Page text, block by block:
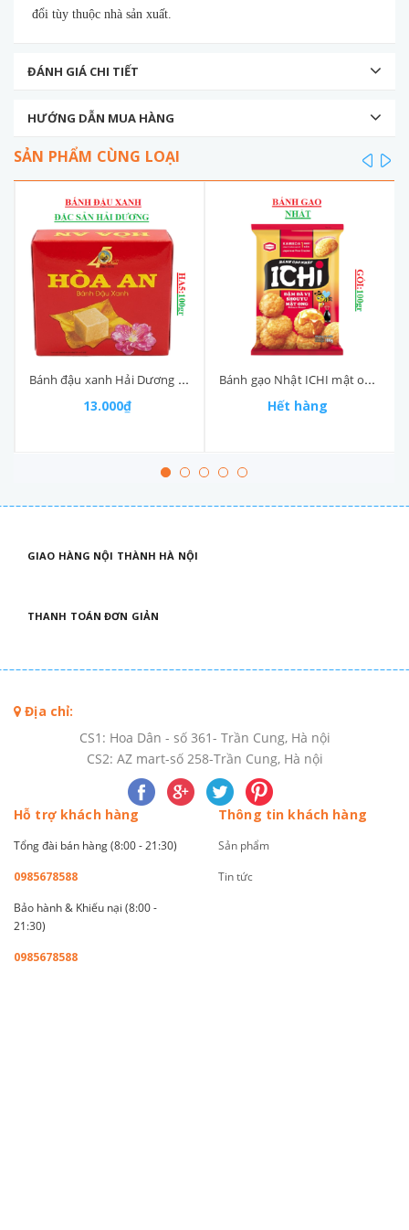
đổi tùy thuộc nhà sản xuất.
ĐÁNH GIÁ CHI TIẾT
HƯỚNG DẪN MUA HÀNG
SẢN PHẨM CÙNG LOẠI
Bánh đậu xanh Hải Dương Hoà An HA5 hộp 100gr
13.000₫
Bánh gạo Nhật ICHI mật ong gói 13P (90-:-110)gr
Hết hàng
prev
GIAO HÀNG NỘI THÀNH HÀ NỘI
THANH TOÁN ĐƠN GIẢN
Địa chỉ:
CS1: Hoa Dân - số 361- Trần Cung, Hà nội
CS2: AZ mart-số 258-Trần Cung, Hà nội
Hỗ trợ khách hàng
Tổng đài bán hàng (8:00 - 21:30)
0985678588
Bảo hành & Khiếu nại (8:00 -
21:30)
0985678588
Thông tin khách hàng
Sản phẩm
Tin tức